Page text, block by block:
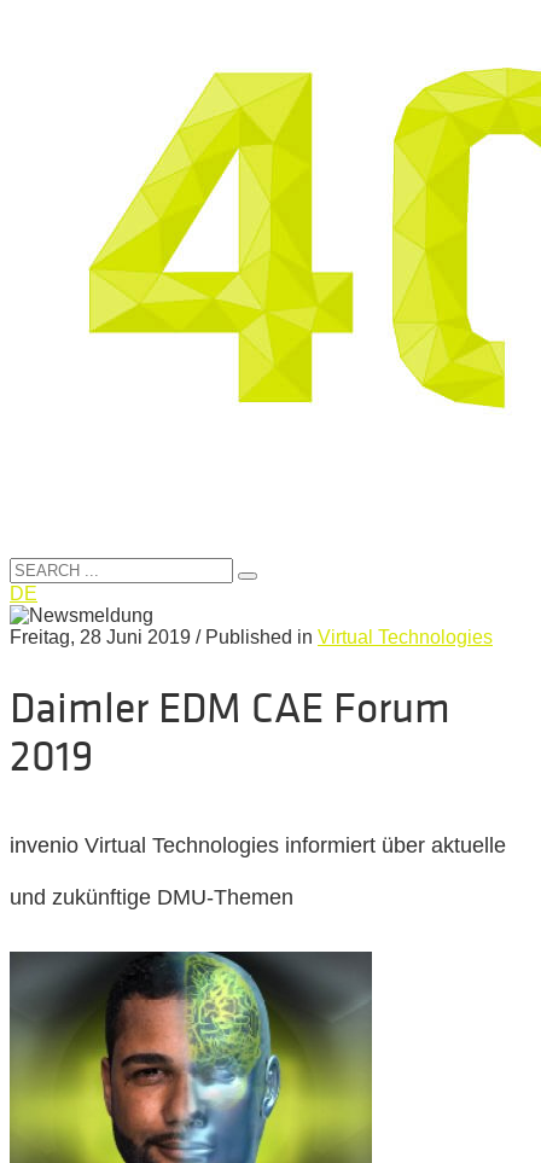
DE
Freitag, 28 Juni 2019 / Published in Virtual Technologies
Daimler EDM CAE Forum
2019
invenio Virtual Technologies informiert über aktuelle
und zukünftige DMU-Themen